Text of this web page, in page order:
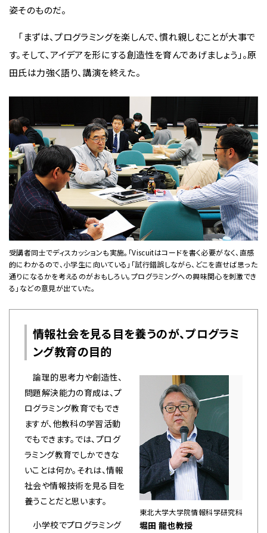
姿そのものだ。
「まずは、プログラミングを楽しんで、慣れ親しむことが大事で
す。そして、アイデアを形にする創造性を育んであげましょう」。原
田氏は力強く語り、講演を終えた。
受講者同士でディスカッションも実施。「Viscuitはコードを書く必要がなく、直感
的にわかるので、小学生に向いている」「試行錯誤しながら、どこを直せば思った
通りになるかを考えるのがおもしろい。プログラミングへの興味関心を刺激でき
る」などの意見が出ていた。
情報社会を見る目を養うのが、プログラミ
ング教育の目的
東北大学大学院情報科学研究科
堀田 龍也教授
論理的思考力や創造性、
問題解決能力の育成は、プ
ログラミング教育でもでき
ますが、他教科の学習活動
でもできます。では、プログ
ラミング教育でしかできな
いことは何か。それは、情報
社会や情報技術を見る目を
養うことだと思います。
小学校でプログラミング